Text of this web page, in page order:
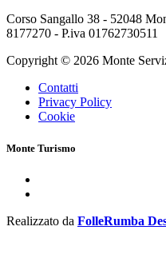
Corso Sangallo 38 - 52048
8177270 - P.iva 01762730511
Copyright © 2026 Monte
Contatti
Privacy Policy
Cookie
Monte Turismo
Realizzato da FolleRumba